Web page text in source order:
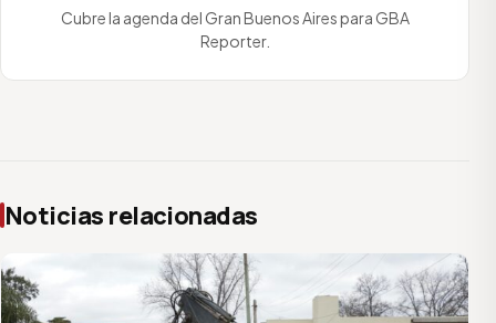
Cubre la agenda del Gran Buenos Aires para GBA
Reporter.
Noticias relacionadas